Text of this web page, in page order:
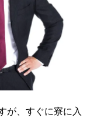
が、すぐに寮に入